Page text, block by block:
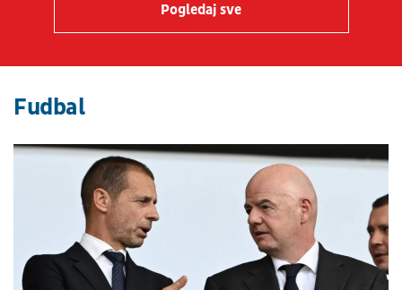
Pogledaj sve
Fudbal